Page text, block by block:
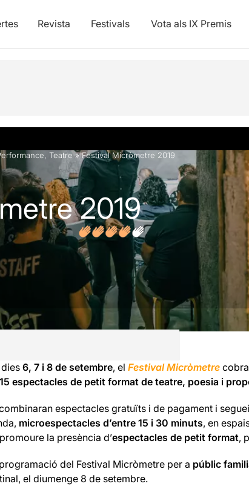
Revista Festivals Vota als IX Premis
Opinions Articles
, Teatre»Festival Micròmetre 2019
2019
6, 7 i 8 de setembre, el Festival Micròmetre
15 espectacles de petit format de teatre, poesia i
espectacles gratuïts i de pagament i
microespectacles d’entre 15 i 30 minuts, en
la presència d’espectacles de petit format,
del Festival Micròmetre per a públic
el diumenge 8 de setembre.